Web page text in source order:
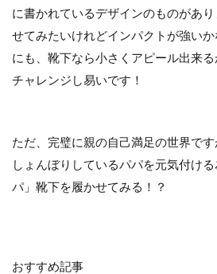
に書かれているデザインのものがあ
せてみたいけれどインパクトが強い
にも、靴下なら小さくアピール出来
チャレンジし易いです！
ただ、完璧に親の自己満足の世界で
しょんぼりしているパパを元気付け
パ」靴下を履かせてみる！？
おすすめ記事